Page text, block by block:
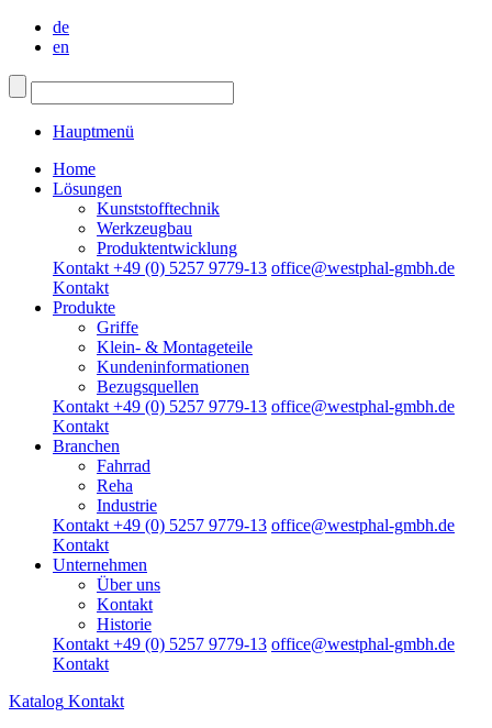
de
en
Hauptmenü
Home
Lösungen
Kunststofftechnik
Werkzeugbau
Produktentwicklung
Kontakt +49 (0) 5257 9779-13 office@westphal-gmbh.de
Kontakt
Produkte
Griffe
Klein- & Montageteile
Kundeninformationen
Bezugsquellen
Kontakt +49 (0) 5257 9779-13 office@westphal-gmbh.de
Kontakt
Branchen
Fahrrad
Reha
Industrie
Kontakt +49 (0) 5257 9779-13 office@westphal-gmbh.de
Kontakt
Unternehmen
Über uns
Kontakt
Historie
Kontakt +49 (0) 5257 9779-13 office@westphal-gmbh.de
Kontakt
Katalog Kontakt